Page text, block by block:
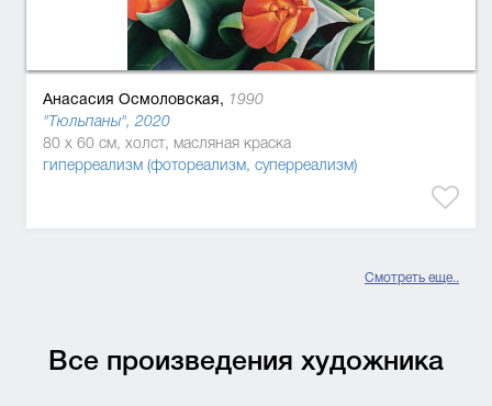
Анасасия Осмоловская, 1990
"Тюльпаны", 2020
80 x 60 см, холст, масляная краска
гиперреализм (фотореализм, суперреализм)
Смотреть еще..
Все произведения художника